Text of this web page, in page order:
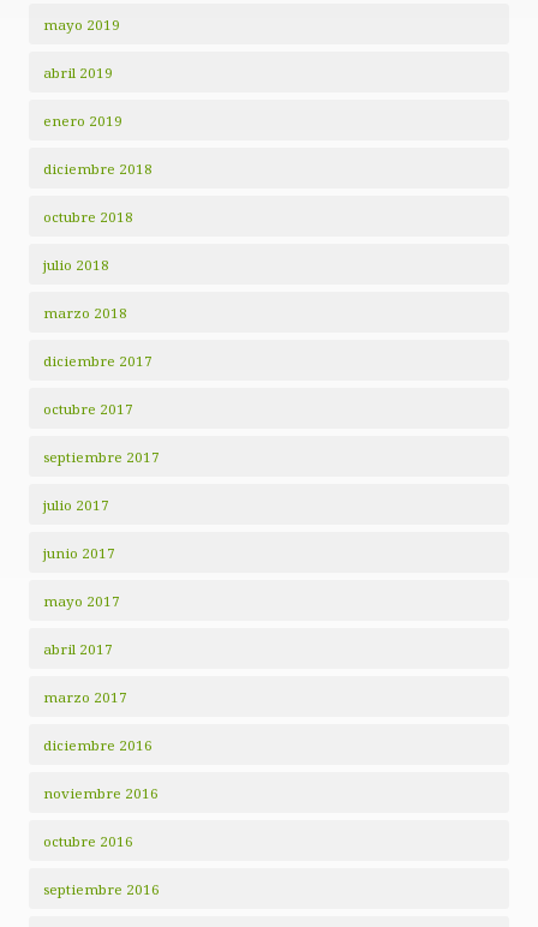
mayo 2019
abril 2019
enero 2019
diciembre 2018
octubre 2018
julio 2018
marzo 2018
diciembre 2017
octubre 2017
septiembre 2017
julio 2017
junio 2017
mayo 2017
abril 2017
marzo 2017
diciembre 2016
noviembre 2016
octubre 2016
septiembre 2016